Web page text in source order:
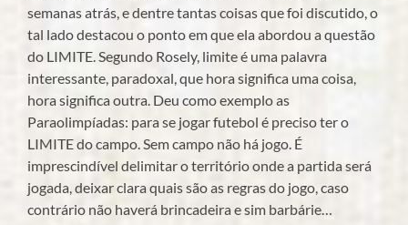
semanas atrás, e dentre tantas coisas que foi discutido, o
tal lado destacou o ponto em que ela abordou a questão
do LIMITE. Segundo Rosely, limite é uma palavra
interessante, paradoxal, que hora significa uma coisa,
hora significa outra. Deu como exemplo as
Paraolimpíadas: para se jogar futebol é preciso ter o
LIMITE do campo. Sem campo não há jogo. É
imprescindível delimitar o território onde a partida será
jogada, deixar clara quais são as regras do jogo, caso
contrário não haverá brincadeira e sim barbárie…